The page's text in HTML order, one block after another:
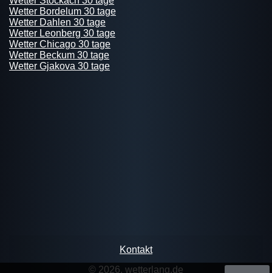
Wetter Bordelum 30 tage
Wetter Dahlen 30 tage
Wetter Leonberg 30 tage
Wetter Chicago 30 tage
Wetter Beckum 30 tage
Wetter Gjakova 30 tage
Kontakt
© 2026, wetterlang.de